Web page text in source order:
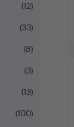
(12)
(33)
(8)
(3)
(13)
(100)